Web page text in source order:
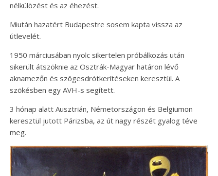
nélkülözést és az éhezést.
Miután hazatért Budapestre sosem kapta vissza az
útlevelét.
1950 márciusában nyolc sikertelen próbálkozás után
sikerült átszöknie az Osztrák-Magyar határon lévő
aknamezőn és szögesdrótkerítéseken keresztül. A
szökésben egy AVH-s segített.
3 hónap alatt Ausztrián, Németországon és Belgiumon
keresztül jutott Párizsba, az út nagy részét gyalog téve
meg.